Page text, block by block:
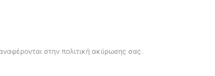
στην πολιτική ακύρωσης σας.